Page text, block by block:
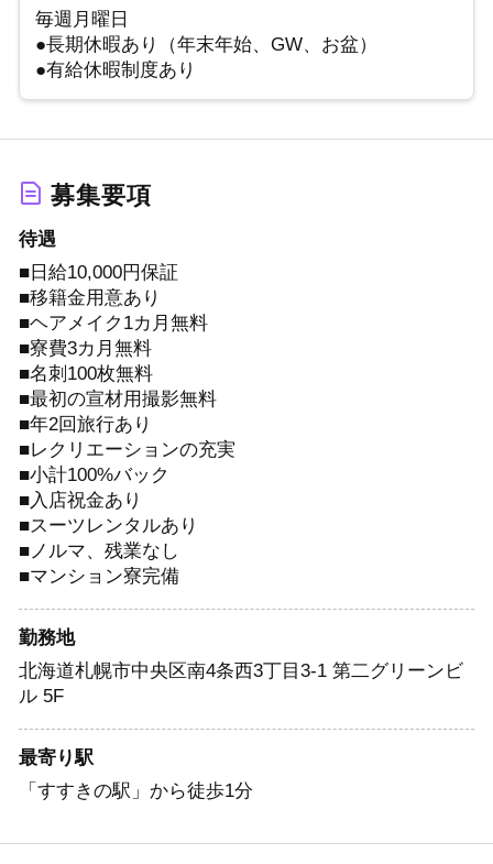
毎週月曜日
●長期休暇あり（年末年始、GW、お盆）
●有給休暇制度あり
募集要項
待遇
■日給10,000円保証
■移籍金用意あり
■ヘアメイク1カ月無料
■寮費3カ月無料
■名刺100枚無料
■最初の宣材用撮影無料
■年2回旅行あり
■レクリエーションの充実
■小計100%バック
■入店祝金あり
■スーツレンタルあり
■ノルマ、残業なし
■マンション寮完備
勤務地
北海道札幌市中央区南4条西3丁目3-1 第二グリーンビ
ル 5F
最寄り駅
「すすきの駅」から徒歩1分